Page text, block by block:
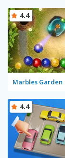
Marbles Garden
4.4
4.4